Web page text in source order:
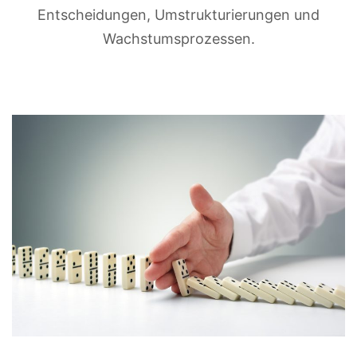
Entscheidungen, Umstrukturierungen und
Wachstumsprozessen.